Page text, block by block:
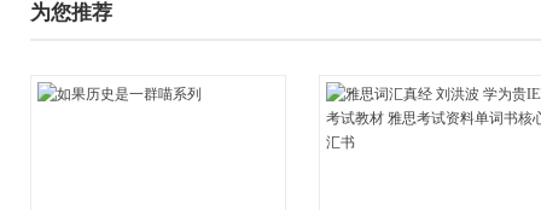
为您推荐